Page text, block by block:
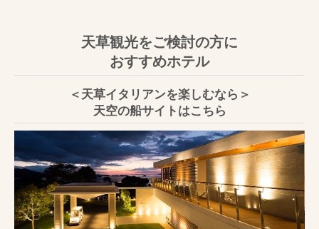
天草観光をご検討の方に
おすすめホテル
＜天草イタリアンを楽しむなら＞
天空の船サイトはこちら